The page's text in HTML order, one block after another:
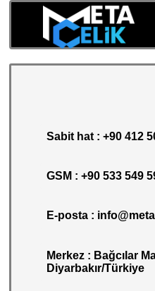
Sabit hat : +90 412
GSM : +90 533 549
E-posta :
Merkez : Bağcılar
Diyarbakır/Türkiye